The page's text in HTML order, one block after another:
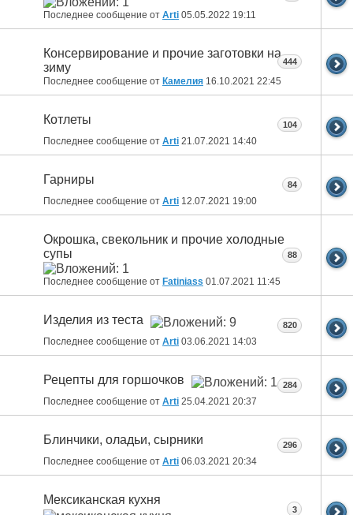
Последнее сообщение от Arti 05.05.2022 19:11
Консервирование и прочие заготовки на
зиму
Последнее сообщение от Камелия 16.10.2021 22:45
444
Котлеты
Последнее сообщение от Arti 21.07.2021 14:40
104
Гарниры
Последнее сообщение от Arti 12.07.2021 19:00
84
Окрошка, свекольник и прочие холодные
супы
Последнее сообщение от Fatiniass 01.07.2021 11:45
88
Изделия из теста
Последнее сообщение от Arti 03.06.2021 14:03
820
Рецепты для горшочков
Последнее сообщение от Arti 25.04.2021 20:37
284
Блинчики, оладьи, сырники
Последнее сообщение от Arti 06.03.2021 20:34
296
Мексиканская кухня
3